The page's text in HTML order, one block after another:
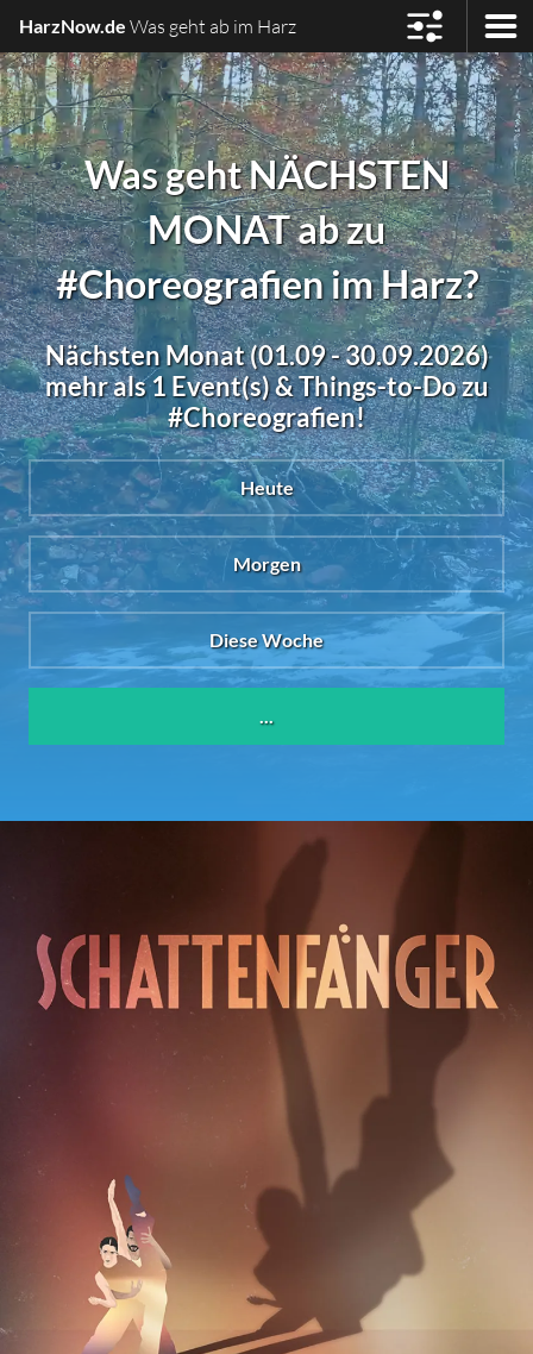
HarzNow.de Was geht ab im Harz
Was geht NÄCHSTEN
MONAT ab zu
#Choreografien im Harz?
Nächsten Monat (01.09 - 30.09.2026)
mehr als 1 Event(s) & Things-to-Do zu
#Choreografien!
Heute
Morgen
Diese Woche